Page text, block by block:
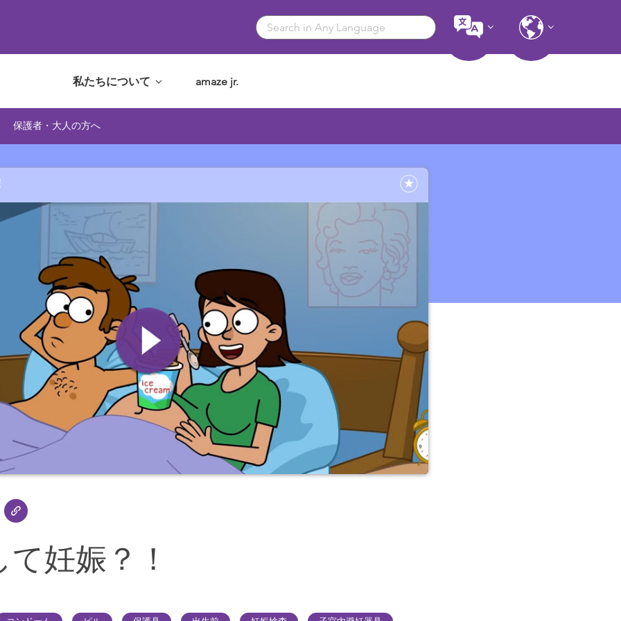
amaze jr.
私たちについて
保護者・大人の方へ
妊娠？！